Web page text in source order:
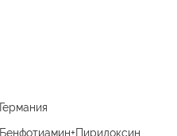
Германия
Бенфотиамин+Пиридоксин